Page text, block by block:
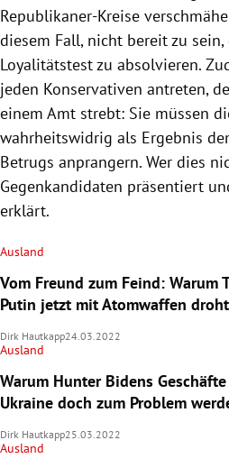
Republikaner-Kreise
diesem Fall, nicht bereit zu sein,
Loyalitätstest zu absolvieren.
jeden Konservativen antreten,
einem Amt strebt: Sie müssen
wahrheitswidrig als Ergebnis
Betrugs anprangern. Wer dies
Gegenkandidaten präsentiert
erklärt.
Ausland
Vom Freund zum Feind: Warum
Putin jetzt mit Atomwaffen droht
Dirk Hautkapp24.03.2022
Ausland
Warum Hunter Bidens
Ukraine doch zum Problem
Dirk Hautkapp25.03.2022
Ausland